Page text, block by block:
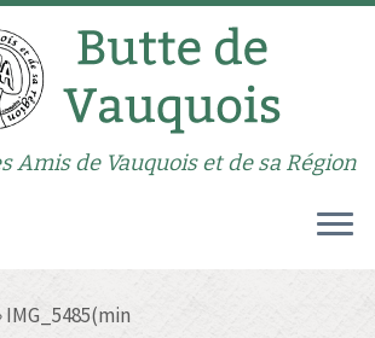
Amis de Vauquois et de sa Région
IMG_5485(min